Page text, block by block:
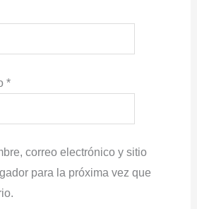
*
correo electrónico y sitio
para la próxima vez que